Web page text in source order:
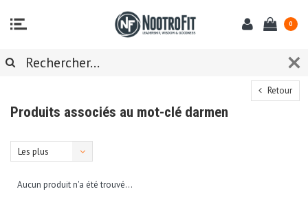
0
Retour
Produits associés au mot-clé darmen
Les plus
Aucun produit n'a été trouvé...